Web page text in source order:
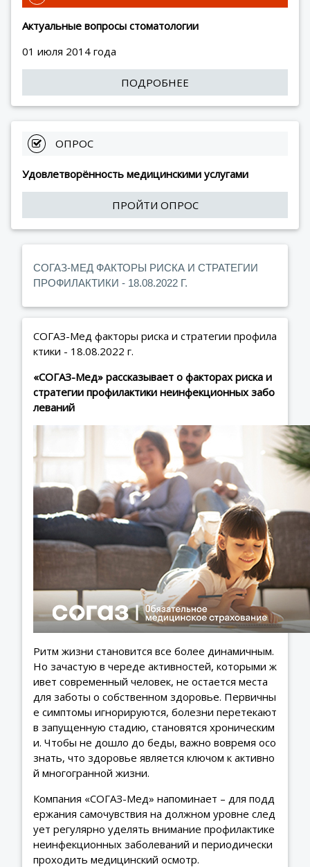
Актуальные вопросы стоматологии
01 июля 2014 года
ПОДРОБНЕЕ
ОПРОС
Удовлетворённость медицинскими услугами
ПРОЙТИ ОПРОС
СОГАЗ-МЕД ФАКТОРЫ РИСКА И СТРАТЕГИИ
ПРОФИЛАКТИКИ - 18.08.2022 Г.
СОГАЗ-Мед факторы риска и стратегии профила
ктики - 18.08.2022 г.
«СОГАЗ-Мед» рассказывает о факторах риска и
стратегии профилактики неинфекционных забо
леваний
Ритм жизни становится все более динамичным.
Но зачастую в череде активностей, которыми ж
ивет современный человек, не остается места
для заботы о собственном здоровье. Первичны
е симптомы игнорируются, болезни перетекают
в запущенную стадию, становятся хроническим
и. Чтобы не дошло до беды, важно вовремя осо
знать, что здоровье является ключом к активно
й многогранной жизни.
Компания «СОГАЗ-Мед» напоминает – для подд
ержания самочувствия на должном уровне след
ует регулярно уделять внимание профилактике
неинфекционных заболеваний и периодически
проходить медицинский осмотр.